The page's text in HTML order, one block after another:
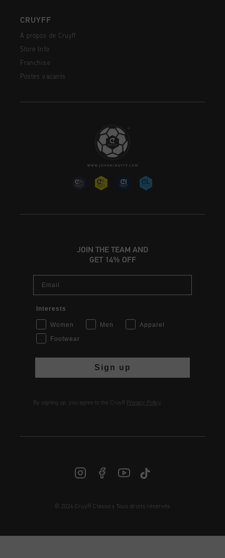
FR | € EUR
CRUYFF
À propos de Cruyff
Store Info
Franchise
Postes vacants
JOIN THE TEAM AND
GET 14% OFF
Interests
Women Men
Apparel
Footwear
Sign up
By signing up, you agree to the Cruyff Privacy Policy
© 2026 Cruyff Classics Tous droits réservés